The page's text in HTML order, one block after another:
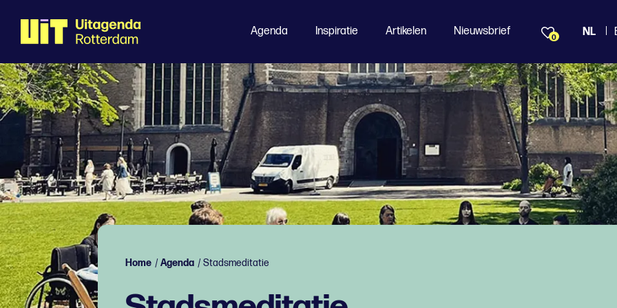
Agenda Inspiratie Artikelen Nieuwsbrief 0 NL
Home /Agenda /Stadsmeditatie